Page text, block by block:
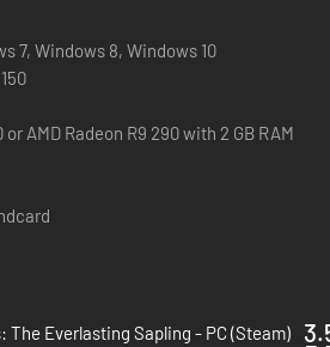
7, Windows 8, Windows 10
or AMD Radeon R9 290 with 2 GB RAM
The Everlasting Sapling - PC (Steam)